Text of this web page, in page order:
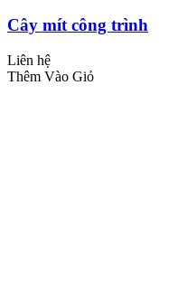
Cây mít công trình
Liên hệ
Thêm Vào Giỏ